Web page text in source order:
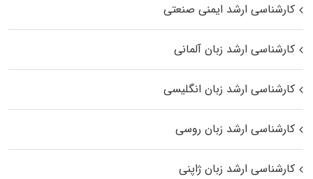
کارشناسی ارشد ایمنی صنعتی
کارشناسی ارشد زبان آلمانی
کارشناسی ارشد زبان انگلیسی
کارشناسی ارشد زبان روسی
کارشناسی ارشد زبان ژاپنی